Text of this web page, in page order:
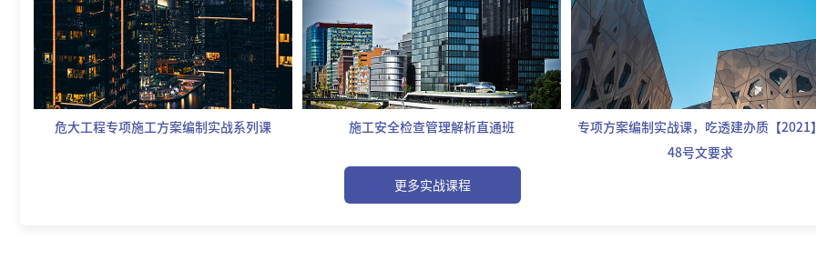
危大工程专项施工方案编制实战系列课 施工安全检查管理解析直通班
专项方案编制实战课，吃透建办质【2021】
48号文要求
更多实战课程